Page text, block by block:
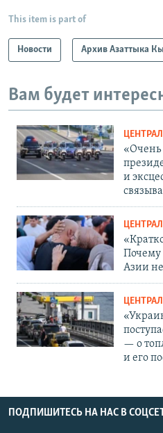
This item is part of
Новости Архив Азаттыка
Вам будет
«Очень
и
Почему
Азии
— о
и его
ПОДПИШИТЕСЬ НА НАС В